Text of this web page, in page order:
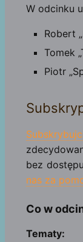
W odcinku
Robert
Tomek
Piotr
bez
nas za
Co w
Tematy: